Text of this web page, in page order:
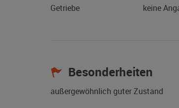
Getriebe
keine
Besonderheiten
außergewöhnlich guter Zustand